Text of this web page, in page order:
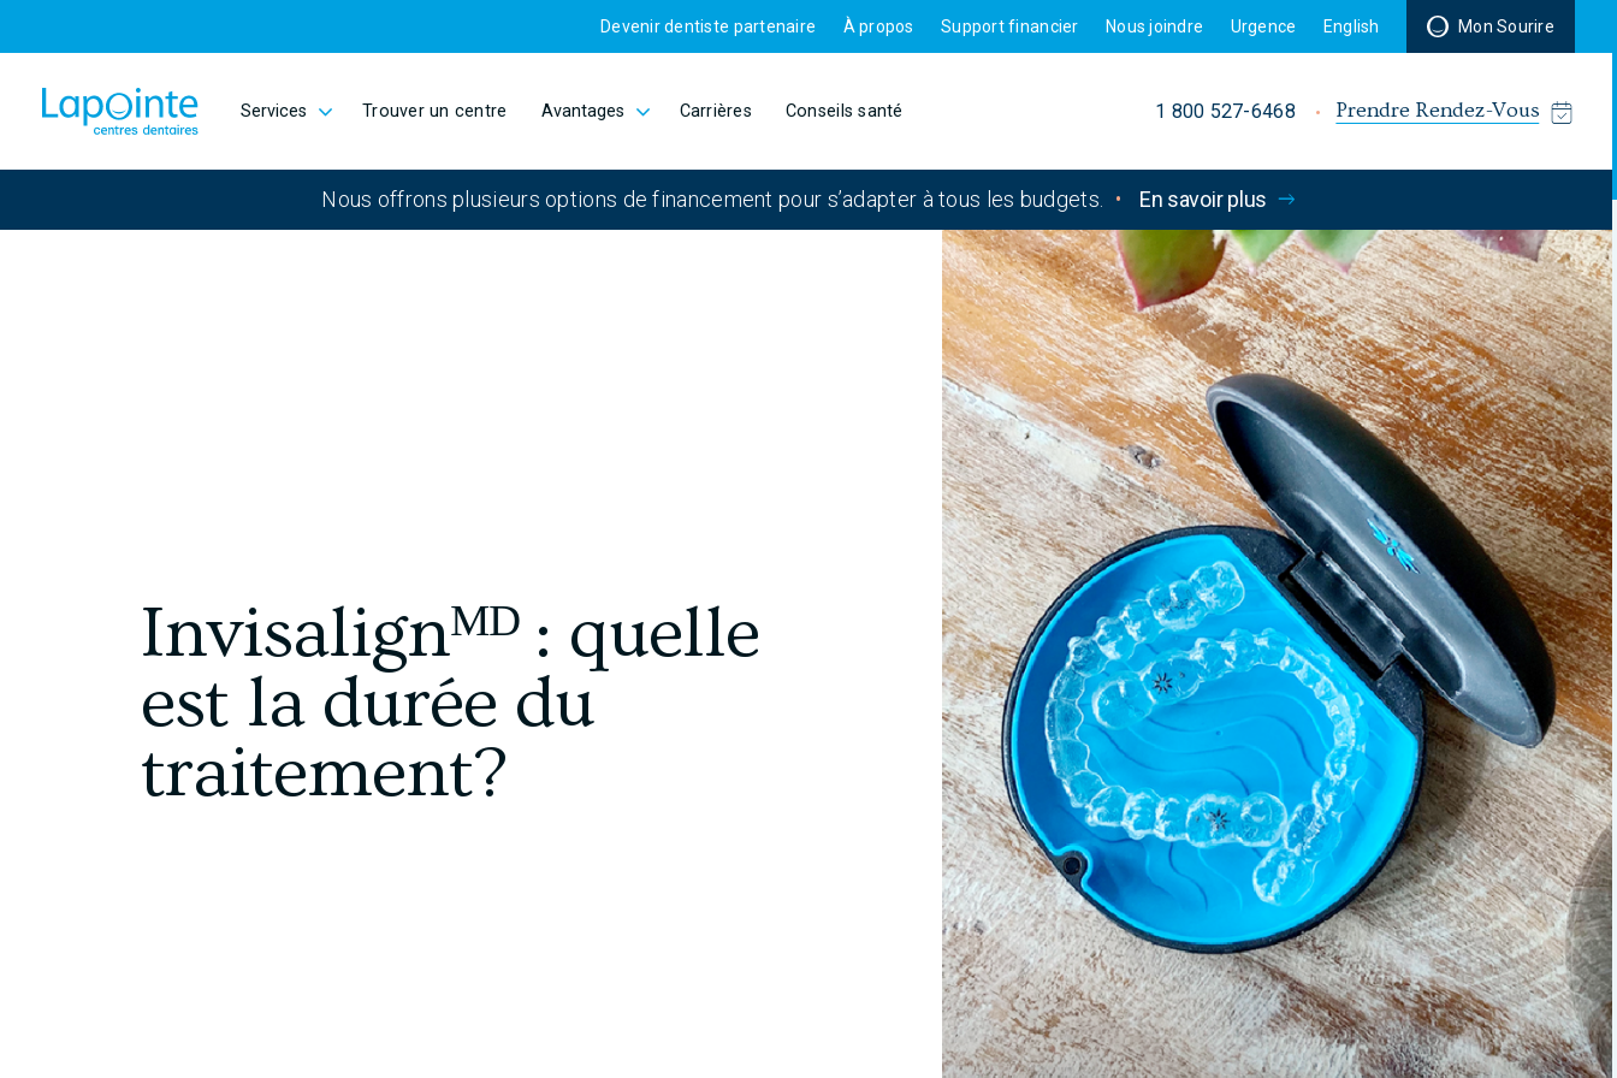
Services Trouver un centre Avantages Carrières Conseils santé
Devenir dentiste partenaire À propos Support financier Nous joindre Urgence English Mon Sourire
1 800 527-6468 Prendre Rendez-Vous
Nous offrons plusieurs options de financement pour s’adapter à tous les budgets. • En savoir plus
Invisalignᴹᴰ : quelle
est la durée du
traitement?